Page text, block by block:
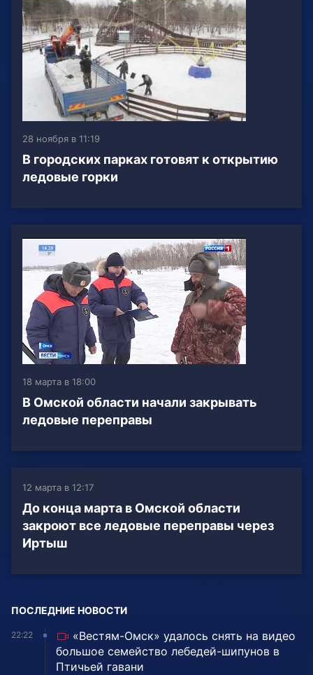
28 ноября в 11:19
В городских парках готовят к открытию
ледовые горки
18 марта в 18:00
В Омской области начали закрывать
ледовые переправы
12 марта в 12:17
До конца марта в Омской области
закроют все ледовые переправы через
Иртыш
ПОСЛЕДНИЕ НОВОСТИ
22:22
«Вестям-Омск» удалось снять на видео
большое семейство лебедей-шипунов в
Птичьей гавани